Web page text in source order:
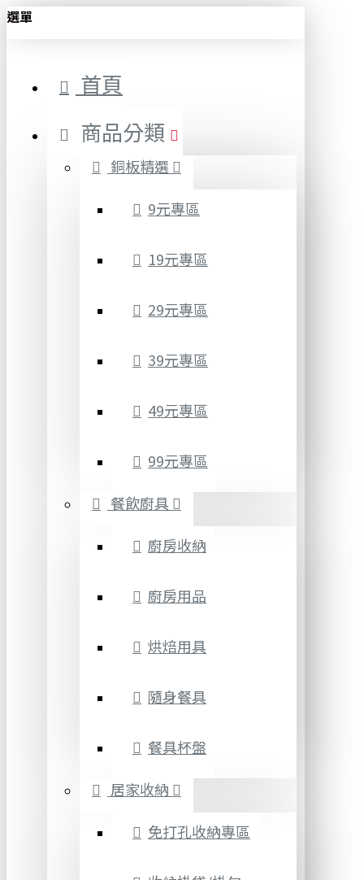
選單
首頁
商品分類
銅板精選
9元專區
19元專區
29元專區
39元專區
49元專區
99元專區
餐飲廚具
廚房收納
廚房用品
烘焙用具
隨身餐具
餐具杯盤
居家收納
免打孔收納專區